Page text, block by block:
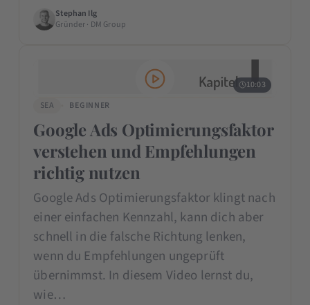
Stephan Ilg
Gründer · DM Group
10:03
SEA
BEGINNER
Google Ads Optimierungsfaktor
verstehen und Empfehlungen
richtig nutzen
Google Ads Optimierungsfaktor klingt nach
einer einfachen Kennzahl, kann dich aber
schnell in die falsche Richtung lenken,
wenn du Empfehlungen ungeprüft
übernimmst. In diesem Video lernst du,
wie…